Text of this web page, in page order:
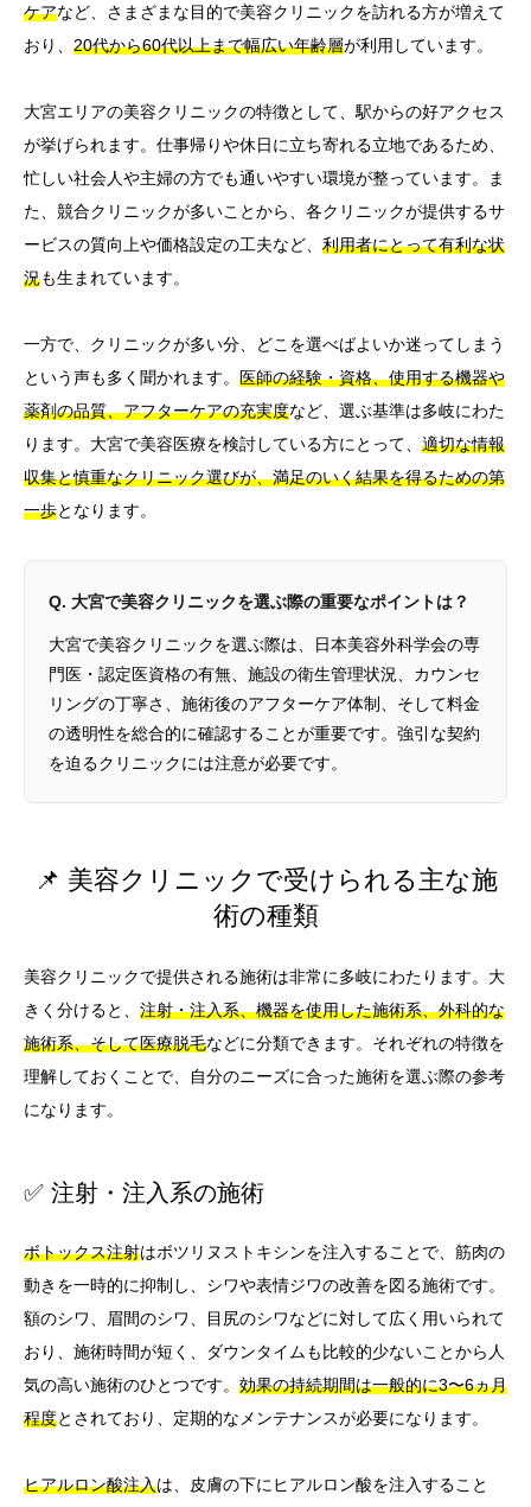
ケアなど、さまざまな目的で美容クリニックを訪れる方が増えて
おり、 20代から60代以上まで幅広い年齢層が利用しています。
大宮エリアの美容クリニックの特徴として、駅からの好アクセス
が挙げられます。仕事帰りや休日に立ち寄れる立地であるため、
忙しい社会人や主婦の方でも通いやすい環境が整っています。ま
た、競合クリニックが多いことから、各クリニックが提供するサ
ービスの質向上や価格設定の工夫など、 利用者にとって有利な状
況も生まれています。
一方で、クリニックが多い分、どこを選べばよいか迷ってしまう
という声も多く聞かれます。 医師の経験・資格、使用する機器や
薬剤の品質、アフターケアの充実度など、選ぶ基準は多岐にわた
ります。大宮で美容医療を検討している方にとって、 適切な情報
収集と慎重なクリニック選びが、満足のいく結果を得るための第
一歩となります。
Q. 大宮で美容クリニックを選ぶ際の重要なポイントは？
大宮で美容クリニックを選ぶ際は、日本美容外科学会の専
門医・認定医資格の有無、施設の衛生管理状況、カウンセ
リングの丁寧さ、施術後のアフターケア体制、そして料金
の透明性を総合的に確認することが重要です。強引な契約
を迫るクリニックには注意が必要です。
📌 美容クリニックで受けられる主な施
術の種類
美容クリニックで提供される施術は非常に多岐にわたります。大
きく分けると、 注射・注入系、機器を使用した施術系、外科的な
施術系、そして医療脱毛などに分類できます。それぞれの特徴を
理解しておくことで、自分のニーズに合った施術を選ぶ際の参考
になります。
✅ 注射・注入系の施術
ボトックス注射はボツリヌストキシンを注入することで、筋肉の
動きを一時的に抑制し、シワや表情ジワの改善を図る施術です。
額のシワ、眉間のシワ、目尻のシワなどに対して広く用いられて
おり、施術時間が短く、ダウンタイムも比較的少ないことから人
気の高い施術のひとつです。 効果の持続期間は一般的に3〜6ヵ月
程度とされており、定期的なメンテナンスが必要になります。
ヒアルロン酸注入は、皮膚の下にヒアルロン酸を注入すること